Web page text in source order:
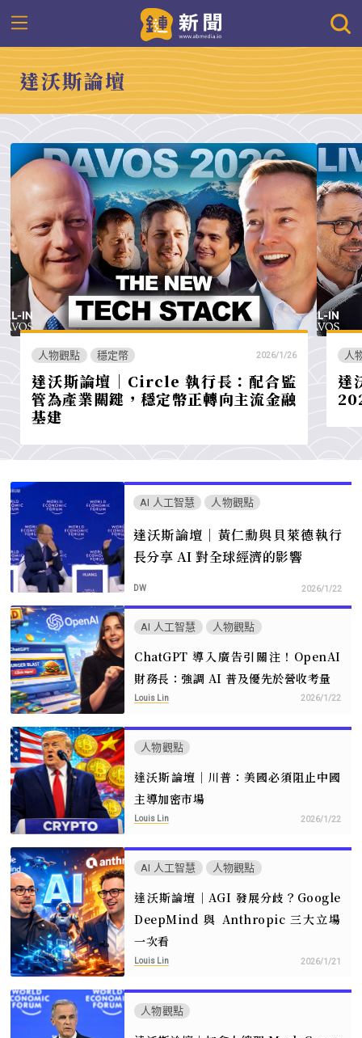
達沃斯論壇
人物觀點 穩定幣 2026/1/26
達沃斯論壇｜Circle 執行長：配合監
管為產業關鍵，穩定幣正轉向主流金融
基建
人
達
AI 人工智慧 人物觀點
達沃斯論壇｜黃仁勳與貝萊德執行
長分享 AI 對全球經濟的影響
DW 2026/1/22
AI 人工智慧 人物觀點
ChatGPT 導入廣告引關注！OpenAI
財務長：強調 AI 普及優先於營收考量
Louis Lin 2026/1/22
人物觀點
達沃斯論壇｜川普：美國必須阻止中國
主導加密市場
Louis Lin 2026/1/22
AI 人工智慧 人物觀點
達沃斯論壇｜AGI 發展分歧？Google
DeepMind 與 Anthropic 三大立場
一次看
Louis Lin 2026/1/21
人物觀點